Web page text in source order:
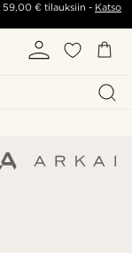
59,00 €tilauksiin - Katso